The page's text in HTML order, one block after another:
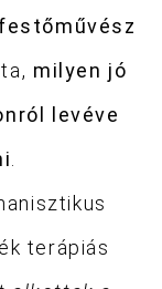
milyen jó
levéve
terápiás